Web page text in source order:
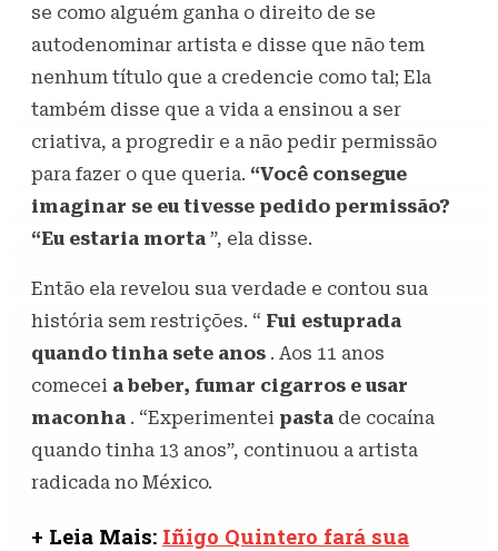
se como alguém ganha o direito de se
autodenominar artista e disse que não tem
nenhum título que a credencie como tal; Ela
também disse que a vida a ensinou a ser
criativa, a progredir e a não pedir permissão
para fazer o que queria. “Você consegue
imaginar se eu tivesse pedido permissão?
“Eu estaria morta ”, ela disse.
Então ela revelou sua verdade e contou sua
história sem restrições. “ Fui estuprada
quando tinha sete anos . Aos 11 anos
comecei a beber, fumar cigarros e usar
maconha . “Experimentei pasta de cocaína
quando tinha 13 anos”, continuou a artista
radicada no México.
+ Leia Mais: Iñigo Quintero fará sua